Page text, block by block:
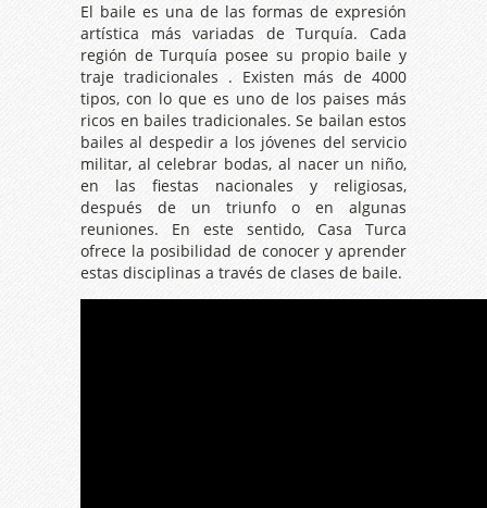
El baile es una de las formas de expresión
artística más variadas de Turquía. Cada
región de Turquía posee su propio baile y
traje tradicionales . Existen más de 4000
tipos, con lo que es uno de los paises más
ricos en bailes tradicionales. Se bailan estos
bailes al despedir a los jóvenes del servicio
militar, al celebrar bodas, al nacer un niño,
en las fiestas nacionales y religiosas,
después de un triunfo o en algunas
reuniones. En este sentido, Casa Turca
ofrece la posibilidad de conocer y aprender
estas disciplinas a través de clases de baile.